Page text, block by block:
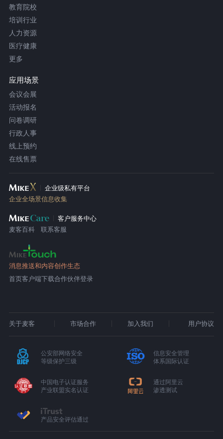
教育院校
培训行业
人力资源
医疗健康
更多
应用场景
会议会展
活动报名
问卷调研
行政人事
线上预约
在线售票
企业级私有平台
企业全场景信息收集
客户服务中心
麦客百科
联系客服
消息推送和内容创作生态
首页客户端下载合作伙伴登录
关于麦客 市场合作 加入我们 用户协议
公安部网络安全
等级保护三级
信息安全管理
体系国际认证
中国电子认证服务
产业联盟实名认证
通过阿里云
渗透测试
产品安全评估通过